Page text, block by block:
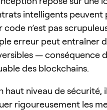
intelligents peuvent
code n’est pas
erreur peut entraîner
— conséquence
des blockchains.
haut niveau de sécurité,
rigoureusement les